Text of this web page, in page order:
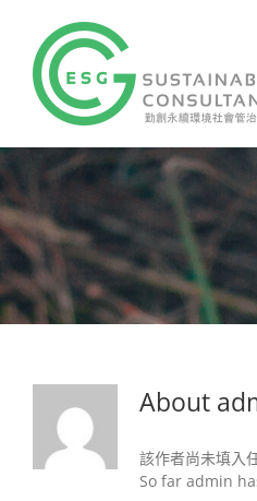
content
About
該作者尚未填入
So far admin